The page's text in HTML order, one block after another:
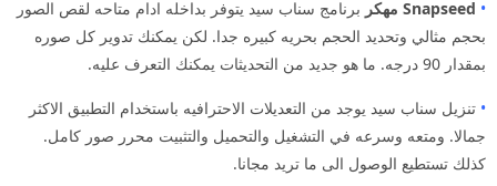
• Snapseed مهكر
برنامج سناب سيد يتوفر بداخله ادام متاحه لقص الصور
بحجم مثالي وتحديد الحجم بحريه كبيره جدا. لكن يمكنك تدوير كل صوره
بمقدار 90 درجه. ما هو جديد من التحديثات يمكنك التعرف عليه.
• تنزيل سناب سيد يوجد من التعديلات الاحترافيه باستخدام التطبيق الاكثر
جمالا. ومتعه وسرعه في التشغيل والتحميل والتثبيت محرر صور كامل.
كذلك تستطيع الوصول الى ما تريد مجانا.